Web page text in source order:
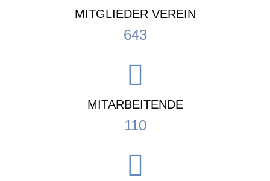
MITGLIEDER VEREIN
643
MITARBEITENDE
110